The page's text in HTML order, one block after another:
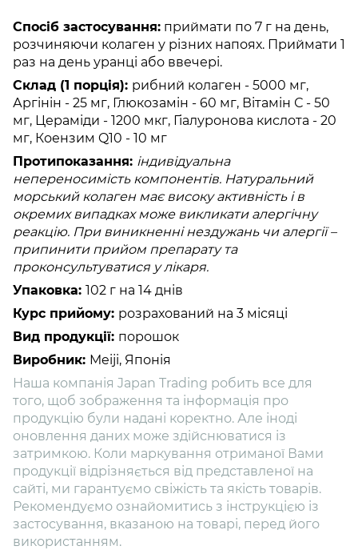
Спосіб застосування: приймати по 7 г на день,
розчиняючи колаген у різних напоях. Приймати 1
раз на день уранці або ввечері.
Склад (1 порція): рибний колаген - 5000 мг,
Аргінін - 25 мг, Глюкозамін - 60 мг, Вітамін С - 50
мг, Цераміди - 1200 мкг, Гіалуронова кислота - 20
мг, Коензим Q10 - 10 мг
Протипоказання: індивідуальна
непереносимість компонентів. Натуральний
морський колаген має високу активність і в
окремих випадках може викликати алергічну
реакцію. При виникненні нездужань чи алергії –
припинити прийом препарату та
проконсультуватися у лікаря.
Упаковка: 102 г на 14 днів
Курс прийому: розрахований на 3 місяці
Вид продукції: порошок
Виробник: Meiji, Японія
Наша компанія Japan Trading робить все для
того, щоб зображення та інформація про
продукцію були надані коректно. Але іноді
оновлення даних може здійснюватися із
затримкою. Коли маркування отриманої Вами
продукції відрізняється від представленої на
сайті, ми гарантуємо свіжість та якість товарів.
Рекомендуємо ознайомитись з інструкцією із
застосування, вказаною на товарі, перед його
використанням.